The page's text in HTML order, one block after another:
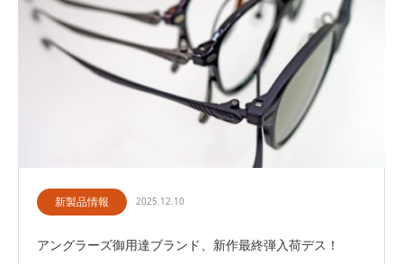
新製品情報 2025.12.10
アングラーズ御用達ブランド、新作最終弾入荷デス！